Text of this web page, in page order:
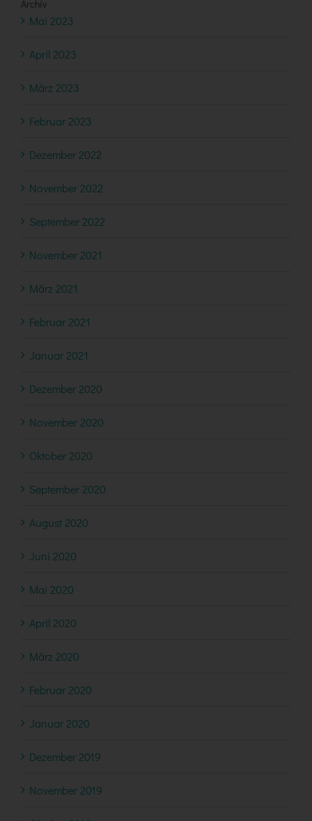
Archiv
Mai 2023
April 2023
März 2023
Februar 2023
Dezember 2022
November 2022
September 2022
November 2021
März 2021
Februar 2021
Januar 2021
Dezember 2020
November 2020
Oktober 2020
September 2020
August 2020
Juni 2020
Mai 2020
April 2020
März 2020
Februar 2020
Januar 2020
Dezember 2019
November 2019